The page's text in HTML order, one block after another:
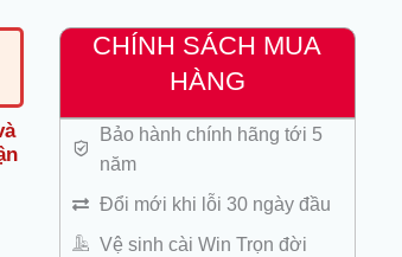
CHÍNH SÁCH MUA
HÀNG
Bảo hành chính hãng tới 5
năm
Đổi mới khi lỗi 30 ngày đầu
Vệ sinh cài Win Trọn đời